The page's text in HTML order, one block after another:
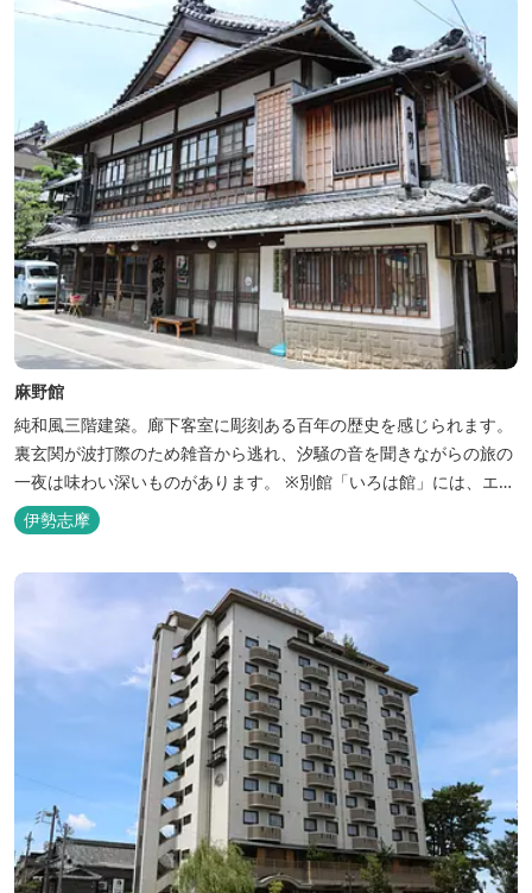
麻野館
純和風三階建築。廊下客室に彫刻ある百年の歴史を感じられます。
裏玄関が波打際のため雑音から逃れ、汐騒の音を聞きながらの旅の
一夜は味わい深いものがあります。 ※別館「いろは館」には、エイ
リアンやプレデターのリアルな模型があり、初めて見た方はビック
リしますよ。
伊勢志摩